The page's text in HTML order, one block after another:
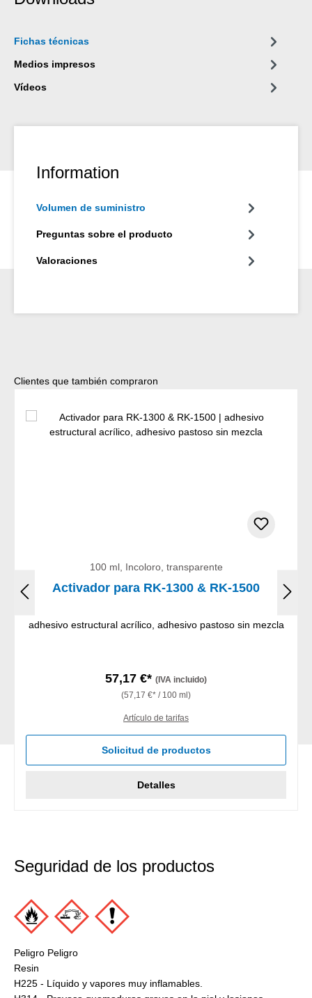
campos industriales.
Fichas técnicas
Medios impresos
Vídeos
Information
Volumen de suministro
Preguntas sobre el producto
Valoraciones
Omitir la galería de productos
Clientes que también compraron
100 ml, Incoloro, transparente
Activador para RK-1300 & RK-1500
adhesivo estructural acrílico, adhesivo pastoso sin mezcla
57,17 €* (IVA incluido)
(57,17 €* / 100 ml)
Artículo de tarifas
Solicitud de productos
Detalles
Seguridad de los productos
Peligro Peligro
Resin
H225 - Líquido y vapores muy inflamables.